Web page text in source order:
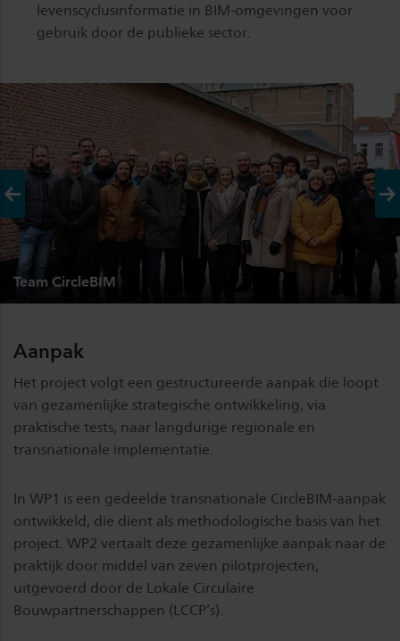
levenscyclusinformatie in BIM-omgevingen voor
gebruik door de publieke sector.
Vorige
Team CircleBIM
Aanpak
Het project volgt een gestructureerde aanpak die loopt
van gezamenlijke strategische ontwikkeling, via
praktische tests, naar langdurige regionale en
transnationale implementatie.
In WP1 is een gedeelde transnationale CircleBIM-aanpak
ontwikkeld, die dient als methodologische basis van het
project. WP2 vertaalt deze gezamenlijke aanpak naar de
praktijk door middel van zeven pilotprojecten,
uitgevoerd door de Lokale Circulaire
Bouwpartnerschappen (LCCP’s).